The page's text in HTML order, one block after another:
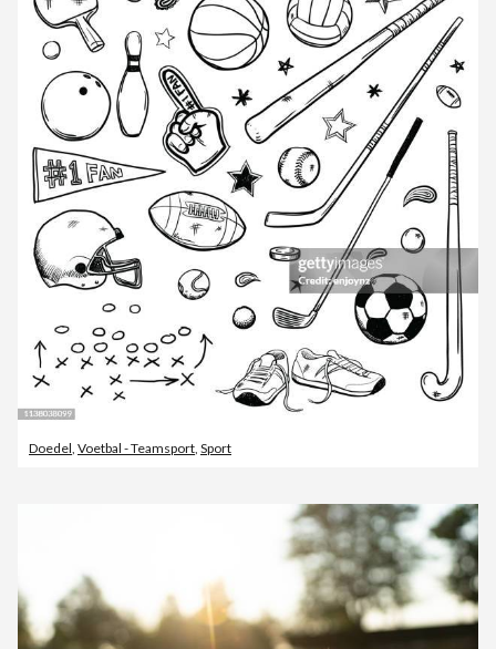
Doedel Voetbal - Teamsport Sport